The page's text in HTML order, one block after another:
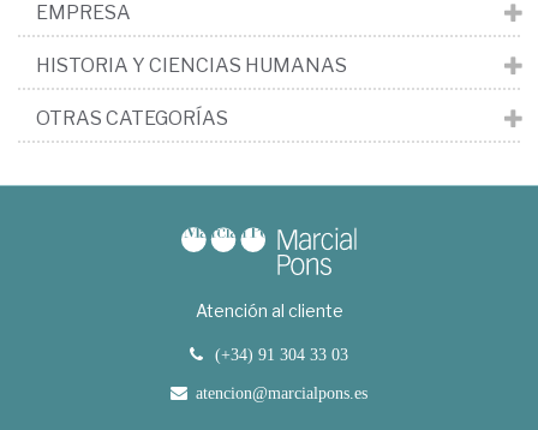
EMPRESA
HISTORIA Y CIENCIAS HUMANAS
OTRAS CATEGORÍAS
Atención al cliente
(+34) 91 304 33 03
atencion@marcialpons.es